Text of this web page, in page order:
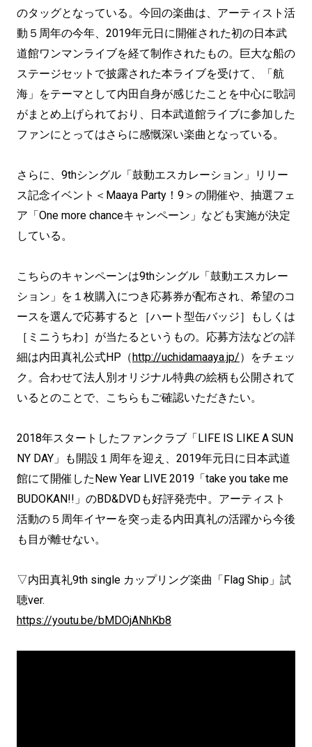
のタッグとなっている。今回の楽曲は、アーティスト活
動５周年の今年、2019年元日に開催された初の日本武
道館ワンマンライブを経て制作されたもの。巨大な船の
ステージセットで披露された本ライブを受けて、「航
海」をテーマとして内田自身が感じたことを中心に歌詞
がまとめ上げられており、日本武道館ライブに参加した
ファンにとってはさらに感慨深い楽曲となっている。
さらに、9thシングル「鼓動エスカレーション」リリー
ス記念イベント＜Maaya Party！9＞の開催や、抽選フェ
ア「One more chanceキャンペーン」なども実施が決定
している。
こちらのキャンペーンは9thシングル「鼓動エスカレー
ション」を１枚購入につき応募券が配布され、希望のコ
ースを選んで応募すると［ハート型缶バッジ］もしくは
［ミニうちわ］が当たるというもの。応募方法などの詳
細は内田真礼公式HP（http://uchidamaaya.jp/）をチェッ
ク。合わせて法人別オリジナル特典の絵柄も公開されて
いるとのことで、こちらもご確認いただきたい。
2018年スタートしたファンクラブ「LIFE IS LIKE A SUN
NY DAY」も開設１周年を迎え、2019年元日に日本武道
館にて開催したNew Year LIVE 2019「take you take me
BUDOKAN!!」のBD&DVDも好評発売中。アーティスト
活動の５周年イヤーを突っ走る内田真礼の活躍から今後
も目が離せない。
▽内田真礼9th single カップリング楽曲「Flag Ship」試
聴ver.
https://youtu.be/bMDOjANhKb8